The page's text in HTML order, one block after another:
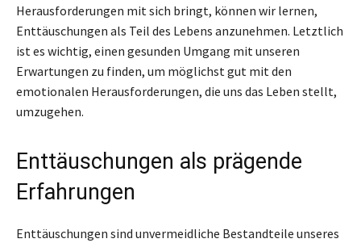
Herausforderungen mit sich bringt, können wir lernen,
Enttäuschungen als Teil des Lebens anzunehmen. Letztlich
ist es wichtig, einen gesunden Umgang mit unseren
Erwartungen zu finden, um möglichst gut mit den
emotionalen Herausforderungen, die uns das Leben stellt,
umzugehen.
Enttäuschungen als prägende
Erfahrungen
Enttäuschungen sind unvermeidliche Bestandteile unseres